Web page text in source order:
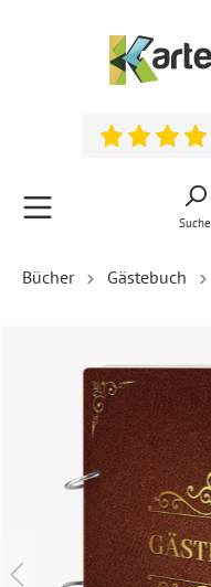
Suche
Bücher Gästebuch